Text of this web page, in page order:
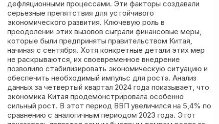
дефляционными процессами. Эти факторы создавали
серьезные препятствия для устойчивого
экономического развития. Ключевую роль в
преодолении этих вызовов сыграли финансовые меры,
которые были предприняты правительством Китая,
начиная с сентября. Хотя конкретные детали этих мер
не раскрываются, их своевременное внедрение
позволило стабилизировать экономическую ситуацию и
обеспечить необходимый импульс для роста. Анализ
данных за четвертый квартал 2024 года показывает, что
экономика Китая продемонстрировала особенно
сильный рост. В этот период ВВП увеличился на 5,4% по
сравнению с аналогичным периодом 2023 года. Этот